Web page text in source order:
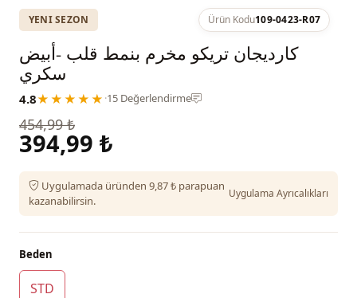
YENI SEZON Ürün Kodu109-0423-R07
كارديجان تريكو مخرم بنمط قلب -أبيض
سكري
4.8★★★★★ ·15 Değerlendirme
454,99 ₺
394,99 ₺
Uygulamada üründen 9,87 ₺ parapuan
kazanabilirsin.
Uygulama Ayrıcalıkları
Beden
STD